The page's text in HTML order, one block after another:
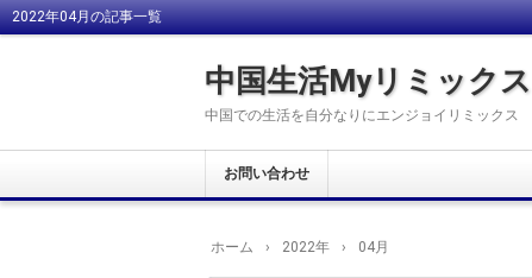
2022年04月の記事一覧
中国生活Myリミックス
中国での生活を自分なりにエンジョイリミックス
お問い合わせ
ホーム › 2022年 › 04月